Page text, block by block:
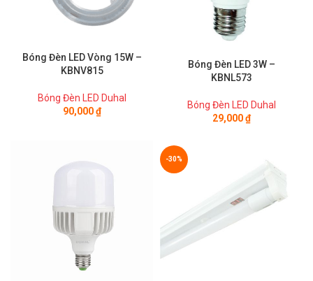
Bóng Đèn LED Vòng 15W –
KBNV815
Bóng Đèn LED Duhal
90,000₫
Bóng Đèn LED 3W –
KBNL573
Bóng Đèn LED Duhal
29,000₫
-30%